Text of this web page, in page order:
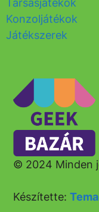
© 2024 Minden
Készítette:
Konzoljátékok
Játékszerek